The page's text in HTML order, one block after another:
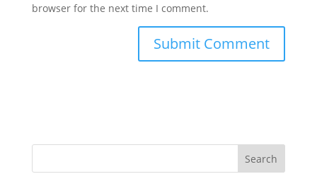
browser for the next time I comment.
Search